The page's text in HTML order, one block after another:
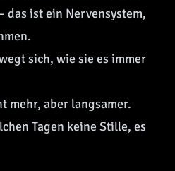
das ist ein Nervensystem,
sich, wie sie es immer
mehr, aber langsamer.
Tagen keine Stille, es